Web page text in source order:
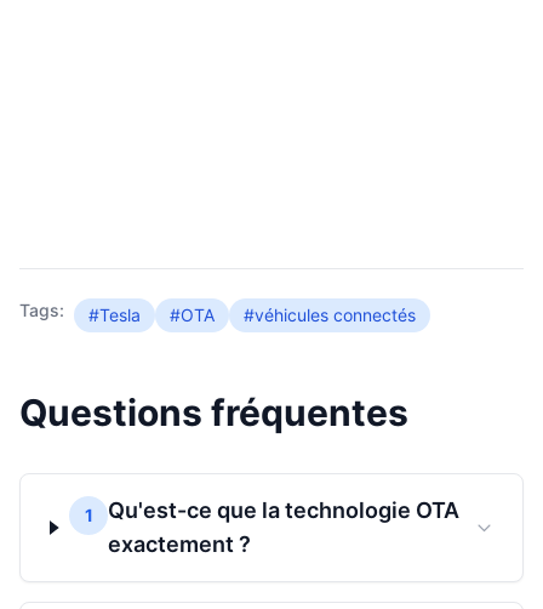
Tags: #Tesla #OTA #véhicules connectés
Questions fréquentes
1
Qu'est-ce que la technologie OTA
exactement ?